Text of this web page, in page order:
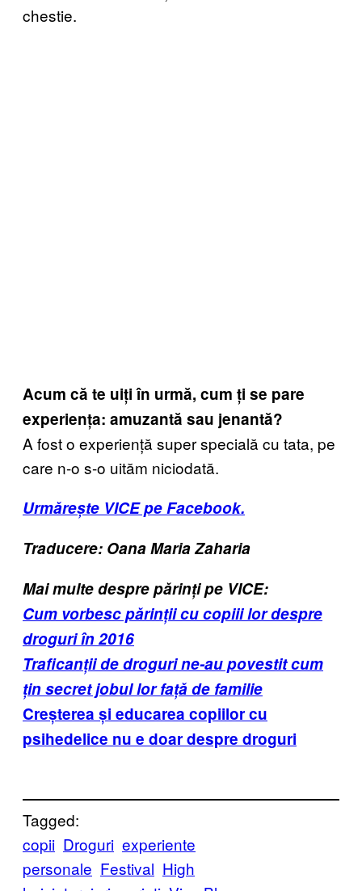
chestie.
Acum că te uiți în urmă, cum ți se pare
experiența: amuzantă sau jenantă?
A fost o experiență super specială cu tata, pe
care n-o s-o uităm niciodată.
Urmărește VICE pe Facebook.
Traducere: Oana Maria Zaharia
Mai multe despre părinți pe VICE:
Cum vorbesc părinții cu copiii lor despre
droguri în 2016
Traficanții de droguri ne-au povestit cum
țin secret jobul lor față de familie
Creșterea și educarea copiilor cu
psihedelice nu e doar despre droguri
Tagged:
copii Droguri experiente
personale Festival High